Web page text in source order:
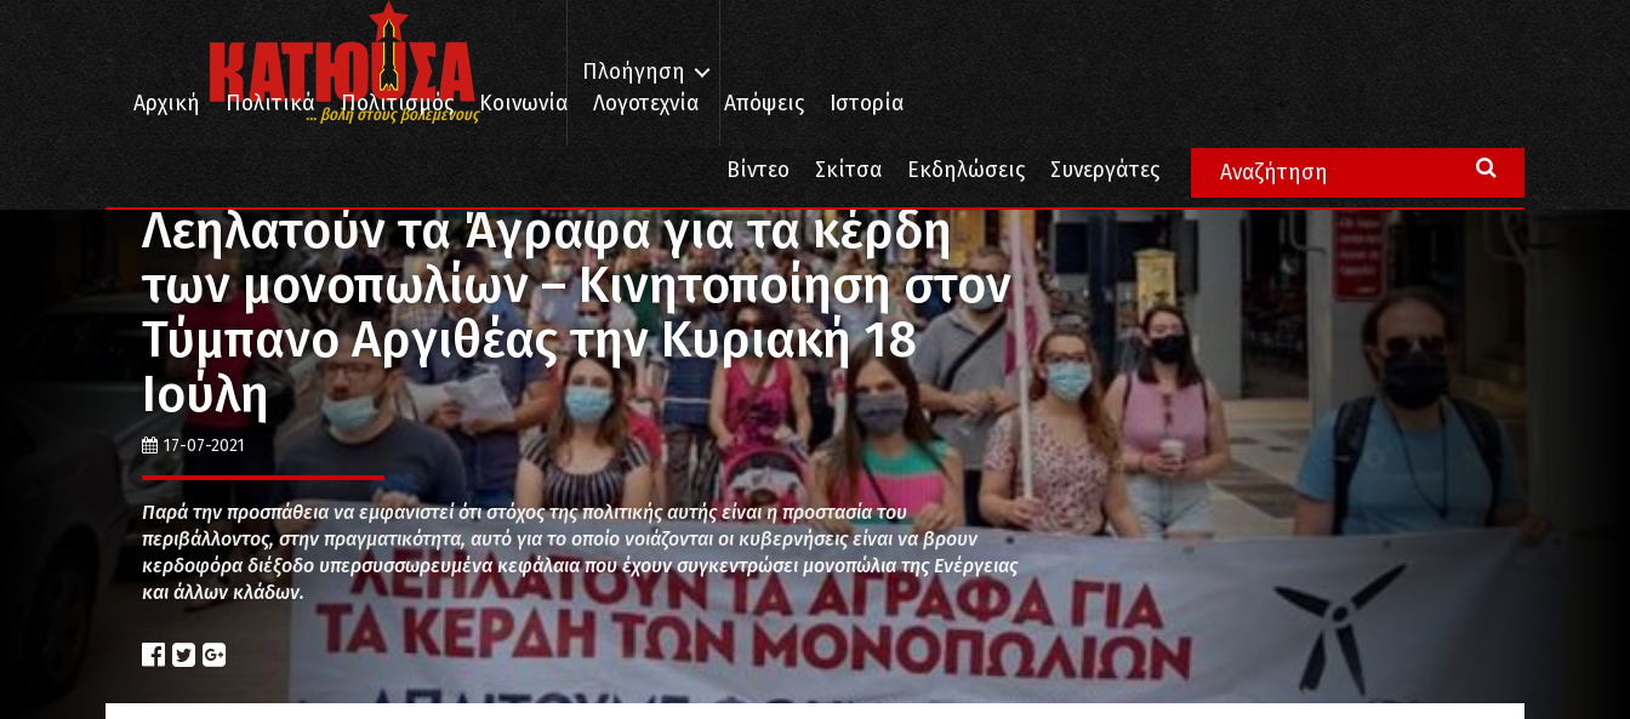
... βολή στους βολεμένους
Πλοήγηση
Αρχική
Πολιτικά Πολιτισμός Κοινωνία Λογοτεχνία Απόψεις Ιστορία
Βίντεο Σκίτσα Εκδηλώσεις Συνεργάτες
Κοινωνία Λεηλατούν τα Άγραφα για τα κέρδη των μονοπωλίων – Κινητοποίηση στον Τύμπανο Αργιθέας την Κυριακή 18 Ιούλη
Λεηλατούν τα Άγραφα για τα κέρδη
των μονοπωλίων – Κινητοποίηση στον
Τύμπανο Αργιθέας την Κυριακή 18
Ιούλη
17-07-2021
Παρά την προσπάθεια να εμφανιστεί ότι στόχος της πολιτικής αυτής είναι η προστασία του
περιβάλλοντος, στην πραγματικότητα, αυτό για το οποίο νοιάζονται οι κυβερνήσεις είναι να βρουν
κερδοφόρα διέξοδο υπερσυσσωρευμένα κεφάλαια που έχουν συγκεντρώσει μονοπώλια της Ενέργειας
και άλλων κλάδων.